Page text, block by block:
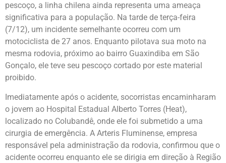
pescoço, a linha chilena ainda representa uma ameaça
significativa para a população. Na tarde de terça-feira
(7/12), um incidente semelhante ocorreu com um
motociclista de 27 anos. Enquanto pilotava sua moto na
mesma rodovia, próximo ao bairro Guaxindiba em São
Gonçalo, ele teve seu pescoço cortado por este material
proibido.
Imediatamente após o acidente, socorristas encaminharam
o jovem ao Hospital Estadual Alberto Torres (Heat),
localizado no Colubandê, onde ele foi submetido a uma
cirurgia de emergência. A Arteris Fluminense, empresa
responsável pela administração da rodovia, confirmou que o
acidente ocorreu enquanto ele se dirigia em direção à Região